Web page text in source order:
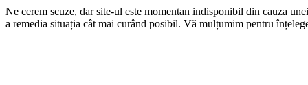
Ne cerem scuze, dar site-ul este momentan indisponibil din cauza
a remedia situația cât mai curând posibil. Vă mulțumim pentru